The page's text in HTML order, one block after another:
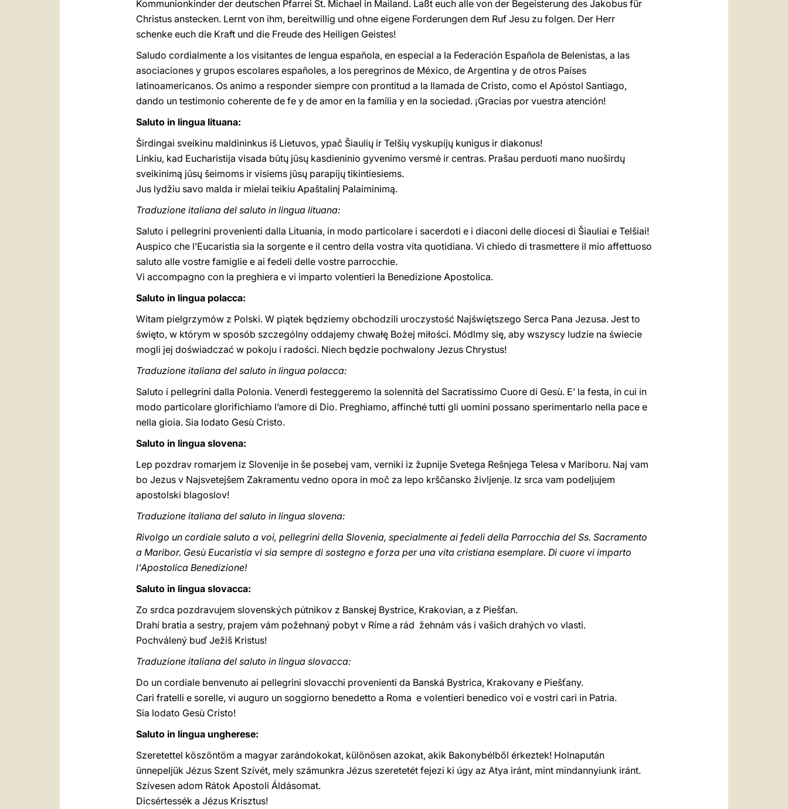
Kommunionkinder der deutschen Pfarrei St. Michael in Mailand. Laßt euch alle von der Begeisterung des Jakobus für
Christus anstecken. Lernt von ihm, bereitwillig und ohne eigene Forderungen dem Ruf Jesu zu folgen. Der Herr
schenke euch die Kraft und die Freude des Heiligen Geistes!
Saludo cordialmente a los visitantes de lengua española, en especial a la Federación Española de Belenistas, a las
asociaciones y grupos escolares españoles, a los peregrinos de México, de Argentina y de otros Países
latinoamericanos. Os animo a responder siempre con prontitud a la llamada de Cristo, como el Apóstol Santiago,
dando un testimonio coherente de fe y de amor en la familia y en la sociedad. ¡Gracias por vuestra atención!
Saluto in lingua lituana:
Širdingai sveikinu maldininkus iš Lietuvos, ypač Šiaulių ir Telšių vyskupijų kunigus ir diakonus!
Linkiu, kad Eucharistija visada būtų jūsų kasdieninio gyvenimo versmė ir centras. Prašau perduoti mano nuoširdų
sveikinimą jūsų šeimoms ir visiems jūsų parapijų tikintiesiems.
Jus lydžiu savo malda ir mielai teikiu Apaštalinį Palaiminimą.
Traduzione italiana del saluto in lingua lituana:
Saluto i pellegrini provenienti dalla Lituania, in modo particolare i sacerdoti e i diaconi delle diocesi di Šiauliai e Telšiai!
Auspico che l’Eucaristia sia la sorgente e il centro della vostra vita quotidiana. Vi chiedo di trasmettere il mio affettuoso
saluto alle vostre famiglie e ai fedeli delle vostre parrocchie.
Vi accompagno con la preghiera e vi imparto volentieri la Benedizione Apostolica.
Saluto in lingua polacca:
Witam pielgrzymów z Polski. W piątek będziemy obchodzili uroczystość Najświętszego Serca Pana Jezusa. Jest to
święto, w którym w sposób szczególny oddajemy chwałę Bożej miłości. Módlmy się, aby wszyscy ludzie na świecie
mogli jej doświadczać w pokoju i radości. Niech będzie pochwalony Jezus Chrystus!
Traduzione italiana del saluto in lingua polacca:
Saluto i pellegrini dalla Polonia. Venerdì festeggeremo la solennità del Sacratissimo Cuore di Gesù. E’ la festa, in cui in
modo particolare glorifichiamo l’amore di Dio. Preghiamo, affinché tutti gli uomini possano sperimentarlo nella pace e
nella gioia. Sia lodato Gesù Cristo.
Saluto in lingua slovena:
Lep pozdrav romarjem iz Slovenije in še posebej vam, verniki iz župnije Svetega Rešnjega Telesa v Mariboru. Naj vam
bo Jezus v Najsvetejšem Zakramentu vedno opora in moč za lepo krščansko življenje. Iz srca vam podeljujem
apostolski blagoslov!
Traduzione italiana del saluto in lingua slovena:
Rivolgo un cordiale saluto a voi, pellegrini della Slovenia, specialmente ai fedeli della Parrocchia del Ss. Sacramento
a Maribor. Gesù Eucaristia vi sia sempre di sostegno e forza per una vita cristiana esemplare. Di cuore vi imparto
l'Apostolica Benedizione!
Saluto in lingua slovacca:
Zo srdca pozdravujem slovenských pútnikov z Banskej Bystrice, Krakovian, a z Piešťan.
Drahí bratia a sestry, prajem vám požehnaný pobyt v Ríme a rád žehnám vás i vašich drahých vo vlasti.
Pochválený buď Ježiš Kristus!
Traduzione italiana del saluto in lingua slovacca:
Do un cordiale benvenuto ai pellegrini slovacchi provenienti da Banská Bystrica, Krakovany e Piešťany.
Cari fratelli e sorelle, vi auguro un soggiorno benedetto a Roma e volentieri benedico voi e vostri cari in Patria.
Sia lodato Gesù Cristo!
Saluto in lingua ungherese:
Szeretettel köszöntöm a magyar zarándokokat, különösen azokat, akik Bakonybélből érkeztek! Holnapután
ünnepeljük Jézus Szent Szívét, mely számunkra Jézus szeretetét fejezi ki úgy az Atya iránt, mint mindannyiunk iránt.
Szívesen adom Rátok Apostoli Áldásomat.
Dicsértessék a Jézus Krisztus!